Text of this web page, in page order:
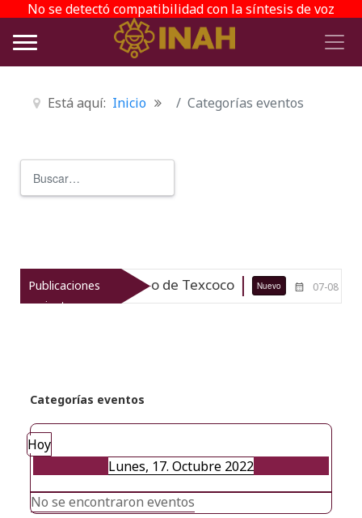
No se detectó compatibilidad con la síntesis de voz
Está aquí: Inicio Categorías eventos
Publicaciones
recientes
arqueológico de Texcoco Nuevo 07-08-26
Categorías eventos
Hoy
Lunes, 17. Octubre 2022
No se encontraron eventos